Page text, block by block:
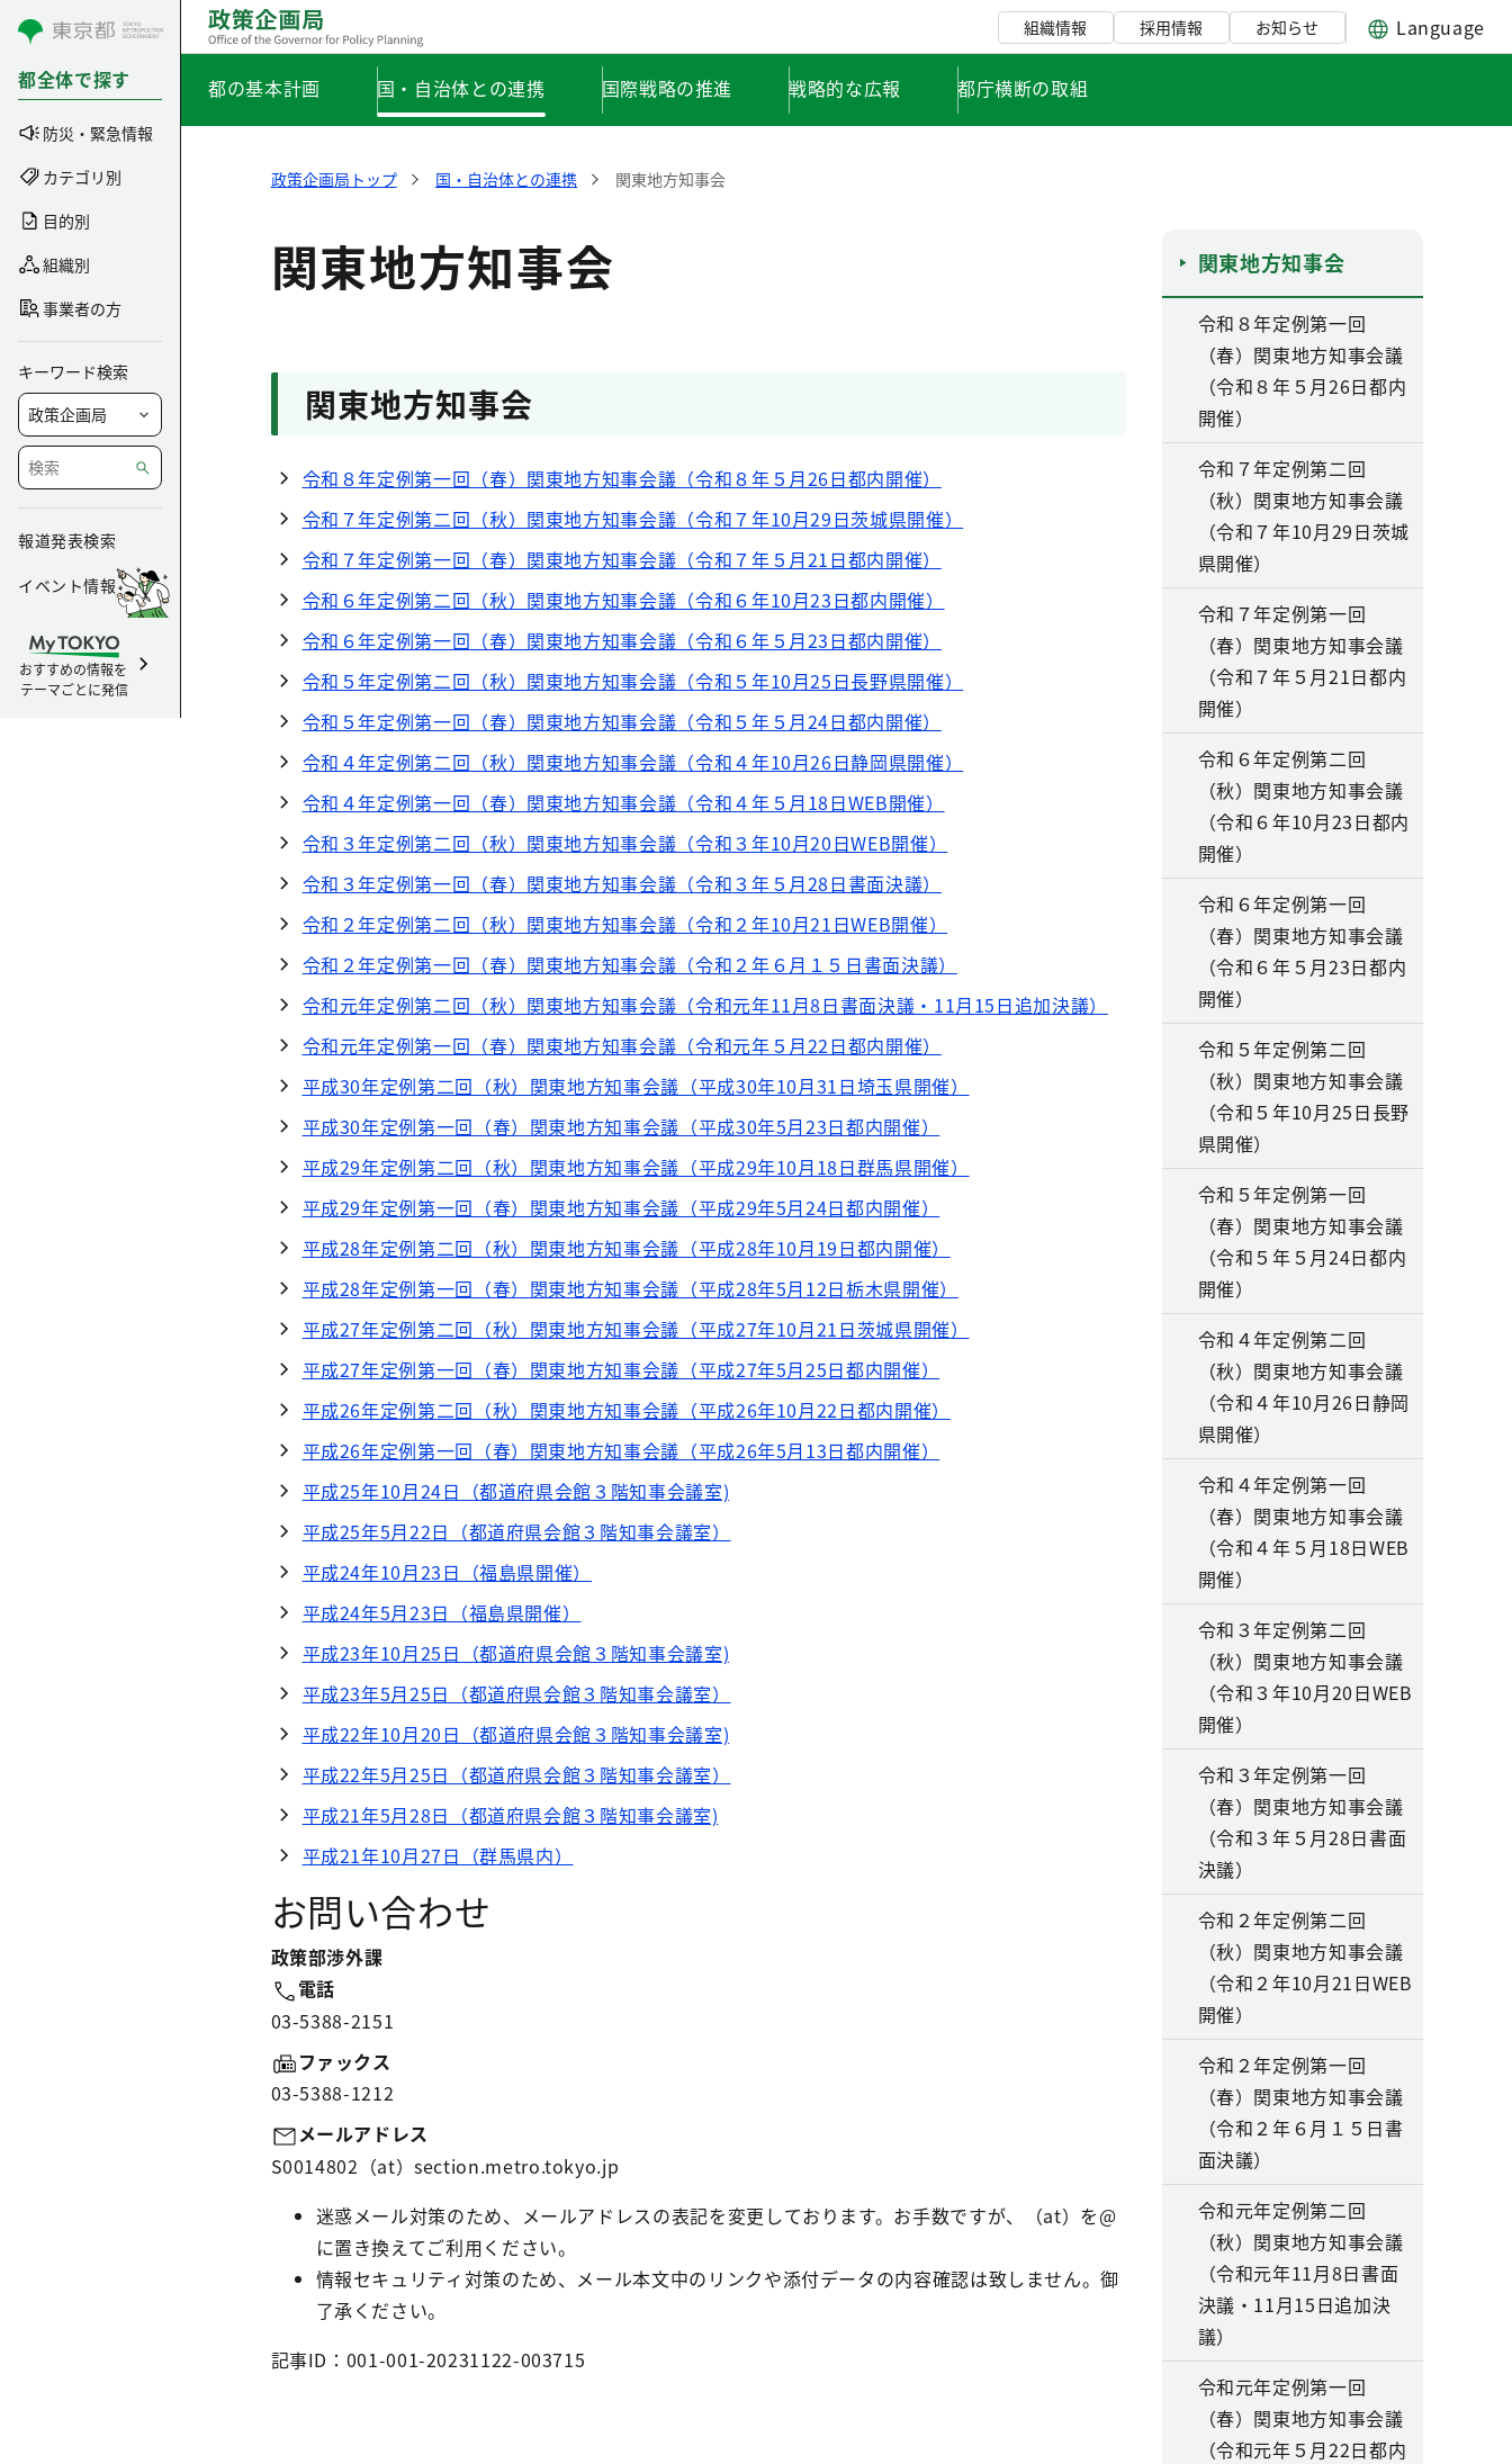
コンテンツにスキップ
都全体で探す
防災・緊急情報
カテゴリ別
目的別
組織別
事業者の方
キーワード検索
報道発表検索
イベント情報
おすすめの情報を
テーマごとに発信
組織情報 採用情報 お知らせ Language
都の基本計画 国・自治体との連携 国際戦略の推進 戦略的な広報 都庁横断の取組
政策企画局トップ 国・自治体との連携 関東地方知事会
関東地方知事会
関東地方知事会
令和８年定例第一回（春）関東地方知事会議（令和８年５月26日都内開催）
令和７年定例第二回（秋）関東地方知事会議（令和７年10月29日茨城県開催）
令和７年定例第一回（春）関東地方知事会議（令和７年５月21日都内開催）
令和６年定例第二回（秋）関東地方知事会議（令和６年10月23日都内開催）
令和６年定例第一回（春）関東地方知事会議（令和６年５月23日都内開催）
令和５年定例第二回（秋）関東地方知事会議（令和５年10月25日長野県開催）
令和５年定例第一回（春）関東地方知事会議（令和５年５月24日都内開催）
令和４年定例第二回（秋）関東地方知事会議（令和４年10月26日静岡県開催）
令和４年定例第一回（春）関東地方知事会議（令和４年５月18日WEB開催）
令和３年定例第二回（秋）関東地方知事会議（令和３年10月20日WEB開催）
令和３年定例第一回（春）関東地方知事会議（令和３年５月28日書面決議）
令和２年定例第二回（秋）関東地方知事会議（令和２年10月21日WEB開催）
令和２年定例第一回（春）関東地方知事会議（令和２年６月１５日書面決議）
令和元年定例第二回（秋）関東地方知事会議（令和元年11月8日書面決議・11月15日追加決議）
令和元年定例第一回（春）関東地方知事会議（令和元年５月22日都内開催）
平成30年定例第二回（秋）関東地方知事会議（平成30年10月31日埼玉県開催）
平成30年定例第一回（春）関東地方知事会議（平成30年5月23日都内開催）
平成29年定例第二回（秋）関東地方知事会議（平成29年10月18日群馬県開催）
平成29年定例第一回（春）関東地方知事会議（平成29年5月24日都内開催）
平成28年定例第二回（秋）関東地方知事会議（平成28年10月19日都内開催）
平成28年定例第一回（春）関東地方知事会議（平成28年5月12日栃木県開催）
平成27年定例第二回（秋）関東地方知事会議（平成27年10月21日茨城県開催）
平成27年定例第一回（春）関東地方知事会議（平成27年5月25日都内開催）
平成26年定例第二回（秋）関東地方知事会議（平成26年10月22日都内開催）
平成26年定例第一回（春）関東地方知事会議（平成26年5月13日都内開催）
平成25年10月24日（都道府県会館３階知事会議室)
平成25年5月22日（都道府県会館３階知事会議室）
平成24年10月23日（福島県開催）
平成24年5月23日（福島県開催）
平成23年10月25日（都道府県会館３階知事会議室)
平成23年5月25日（都道府県会館３階知事会議室）
平成22年10月20日（都道府県会館３階知事会議室)
平成22年5月25日（都道府県会館３階知事会議室）
平成21年5月28日（都道府県会館３階知事会議室)
平成21年10月27日（群馬県内）
お問い合わせ
政策部渉外課
電話
03-5388-2151
ファックス
03-5388-1212
メールアドレス
S0014802（at）section.metro.tokyo.jp
迷惑メール対策のため、メールアドレスの表記を変更しております。お手数ですが、（at）を@
に置き換えてご利用ください。
情報セキュリティ対策のため、メール本文中のリンクや添付データの内容確認は致しません。御
了承ください。
記事ID：001-001-20231122-003715
関東地方知事会
令和８年定例第一回
（春）関東地方知事会議
（令和８年５月26日都内
開催）
令和７年定例第二回
（秋）関東地方知事会議
（令和７年10月29日茨城
県開催）
令和７年定例第一回
（春）関東地方知事会議
（令和７年５月21日都内
開催）
令和６年定例第二回
（秋）関東地方知事会議
（令和６年10月23日都内
開催）
令和６年定例第一回
（春）関東地方知事会議
（令和６年５月23日都内
開催）
令和５年定例第二回
（秋）関東地方知事会議
（令和５年10月25日長野
県開催）
令和５年定例第一回
（春）関東地方知事会議
（令和５年５月24日都内
開催）
令和４年定例第二回
（秋）関東地方知事会議
（令和４年10月26日静岡
県開催）
令和４年定例第一回
（春）関東地方知事会議
（令和４年５月18日WEB
開催）
令和３年定例第二回
（秋）関東地方知事会議
（令和３年10月20日WEB
開催）
令和３年定例第一回
（春）関東地方知事会議
（令和３年５月28日書面
決議）
令和２年定例第二回
（秋）関東地方知事会議
（令和２年10月21日WEB
開催）
令和２年定例第一回
（春）関東地方知事会議
（令和２年６月１５日書
面決議）
令和元年定例第二回
（秋）関東地方知事会議
（令和元年11月8日書面
決議・11月15日追加決
議）
令和元年定例第一回
（春）関東地方知事会議
（令和元年５月22日都内